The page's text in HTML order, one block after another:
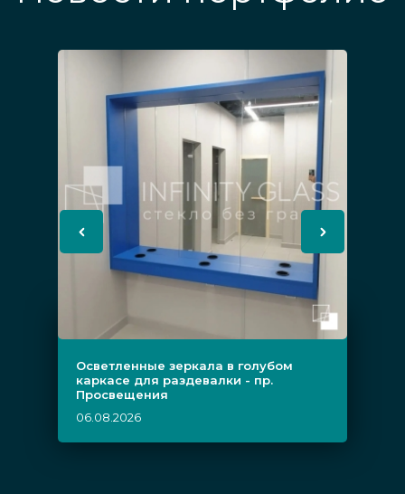
Осветленные зеркала в голубом
каркасе для раздевалки - пр.
Просвещения
06.08.2026